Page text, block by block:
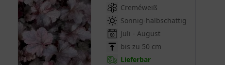
Creméweiß
Sonnig-halbschattig
Juli - August
bis zu 50 cm
Lieferbar